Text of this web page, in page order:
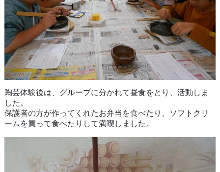
陶芸体験後は、グループに分かれて昼食をとり、活動しま
した。
保護者の方が作ってくれたお弁当を食べたり、ソフトクリ
ームを買って食べたりして満喫しました。